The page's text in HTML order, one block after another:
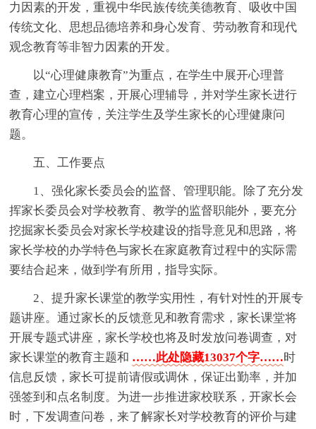
力因素的开发，重视中华民族传统美德教育、吸收中国
传统文化、思想品德培养和身心发育、劳动教育和现代
观念教育等非智力因素的开发。
以“心理健康教育”为重点，在学生中展开心理普
查，建立心理档案，开展心理辅导，并对学生家长进行
教育心理的宣传，关注学生及学生家长的心理健康问
题。
五、工作要点
1、强化家长委员会的监督、管理职能。除了充分发
挥家长委员会对学校教育、教学的监督职能外，要充分
挖掘家长委员会对家长学校建设的指导意见和思路，将
家长学校的办学特色与家长在家庭教育过程中的实际需
要结合起来，做到学有所用，指导实际。
2、提升家长课堂的教学实用性，有针对性的开展专
题讲座。通过家长的反馈意见和教育需求，家长课堂将
开展专题式讲座，家长学校也将及时发放问卷调查，对
家长课堂的教育主题和 ……此处隐藏13037个字……时
信息反馈，家长可提前请假或调休，保证出勤率，并加
强签到和点名制度。为进一步推进家校联系，开家长会
时，下发调查问卷，来了解家长对学校教育的评价与建